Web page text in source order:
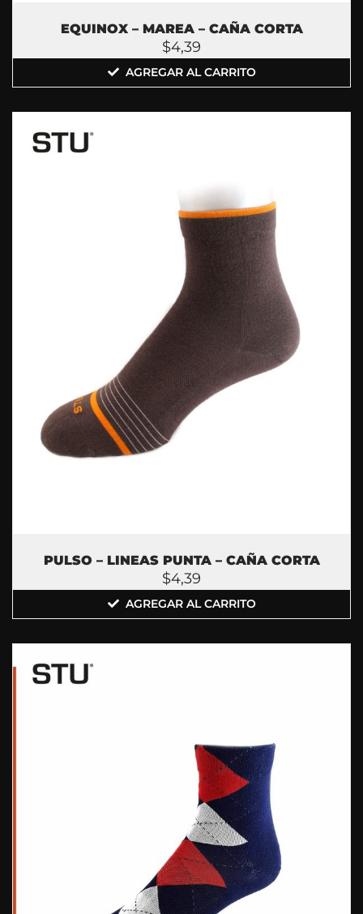
EQUINOX – MAREA – CAÑA CORTA
$4,39
AGREGAR AL CARRITO
PULSO – LINEAS PUNTA – CAÑA CORTA
$4,39
AGREGAR AL CARRITO